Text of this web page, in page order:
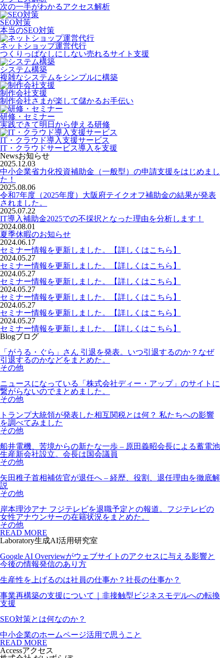
次の一手がわかるアクセス解析
SEO対策
本当のSEO対策
ネットショップ運営代行
つくりっぱなしにしない売れるサイト支援
システム構築
複雑なシステムをシンプルに構築
制作会社支援
制作会社さまが楽して儲かるお手伝い
研修・セミナー
実践できて明日から使える研修
IT・クラウド導入支援サービス
IT・クラウドサービス導入を支援
Newsお知らせ
2025.12.03
中小企業省力化投資補助金（一般型）の申請支援をはじめまし
た！
2025.08.06
令和7年度（2025年度）大阪府テイクオフ補助金の結果が発表
されました。
2025.07.22
IT導入補助金2025での不採択となった理由を分析します！
2024.08.01
夏季休暇のお知らせ
2024.06.17
セミナー情報を更新しました。【詳しくはこちら】
2024.05.27
セミナー情報を更新しました。【詳しくはこちら】
2024.05.27
セミナー情報を更新しました。【詳しくはこちら】
2024.05.27
セミナー情報を更新しました。【詳しくはこちら】
2024.05.27
セミナー情報を更新しました。【詳しくはこちら】
2024.05.27
セミナー情報を更新しました。【詳しくはこちら】
Blogブログ
「がうる・ぐら」さん 引退を発表。いつ引退するのか？なぜ
引退するのかなどをまとめた。
その他
ニュースになっている「株式会社ディー・アップ」のサイトに
繋がらないのでまとめました。
その他
トランプ大統領が発表した相互関税とは何？ 私たちへの影響
を調べてみました
その他
船井電機、苦境からの新たな一歩 – 原田義昭会長による蓄電池
生産新会社設立。会長は国会議員
その他
矢田稚子首相補佐官が退任へ – 経歴、役割、退任理由を徹底解
説
その他
岸本理沙アナ フジテレビを退職予定との報道。フジテレビの
女性アナウンサーの在籍状況をまとめた。
その他
READ MORE
Laboratory生成AI活用研究室
Google AI Overviewがウェブサイトのアクセスに与える影響と
今後の情報発信のあり方
生産性を上げるのは社員の仕事か？社長の仕事か？
事業再構築の支援について｜非接触型ビジネスモデルへの転換
支援
SEO対策とは何なのか？
中小企業のホームページ活用で思うこと
READ MORE
Accessアクセス